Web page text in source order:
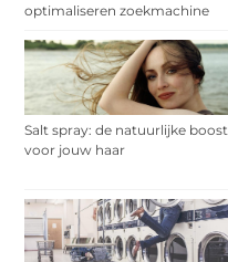
optimaliseren zoekmachine
Salt spray: de natuurlijke boost
voor jouw haar